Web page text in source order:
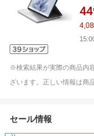
リ
※検索結果が実際の商品内
ざいます。正しい情報は商
セール情報